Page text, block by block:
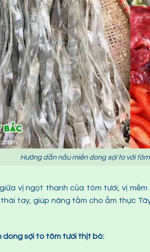
Hướng dẫn nấu miến dong sợi to với
vị ngọt thanh của tôm tươi, vị
thái tay, giúp nâng tầm cho ẩm thực
dong sợi to tôm tươi thịt bò: